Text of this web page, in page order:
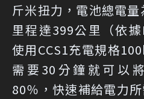
斤米扭力，電池總電
里程達399公里（依據
使用CCS1充電規格
需要30分鐘就可以
80％，快速補給電力